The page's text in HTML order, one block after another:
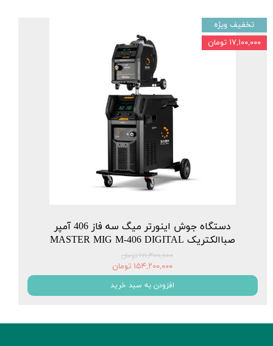
دستگاه جوش اینورتر میگ سه فاز 406 آمپر
صباالکتریک MASTER MIG M-406 DIGITAL
۱۷۱,۳۰۰,۰۰۰ تومان
۱۵۴,۲۰۰,۰۰۰ تومان
افزودن به سبد خرید
تخفیف ویژه
۱۷,۱۰۰,۰۰۰ تومان